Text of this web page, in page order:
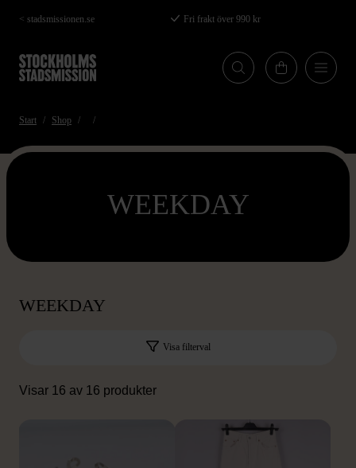
Hoppa
till
huvudinnehåll
< stadsmissionen.se Fri frakt över 990 kr
Start Shop
WEEKDAY
WEEKDAY
Visa filterval
Visar 16 av 16 produkter